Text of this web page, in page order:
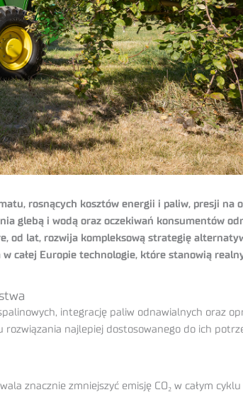
rosnących kosztów energii i paliw, presji na
glebą i wodą oraz oczekiwań konsumentów
od lat, rozwija kompleksową strategię
całej Europie technologie, które stanowią
integrację paliw odnawialnych oraz
najlepiej dostosowanego do ich
znacznie zmniejszyć emisję CO₂ w całym